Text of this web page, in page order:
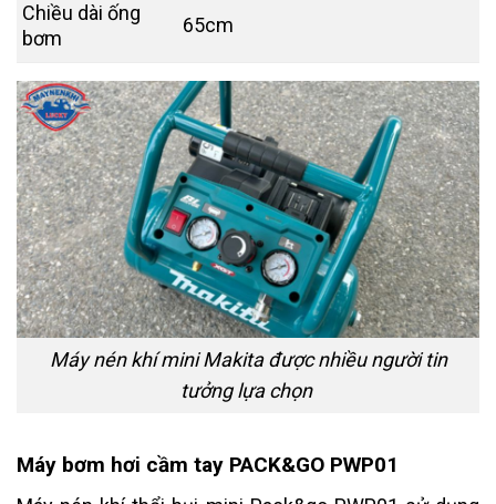
Chiều dài ống
bơm
65cm
Máy nén khí mini Makita được nhiều người tin
tưởng lựa chọn
Máy bơm hơi cầm tay PACK&GO PWP01